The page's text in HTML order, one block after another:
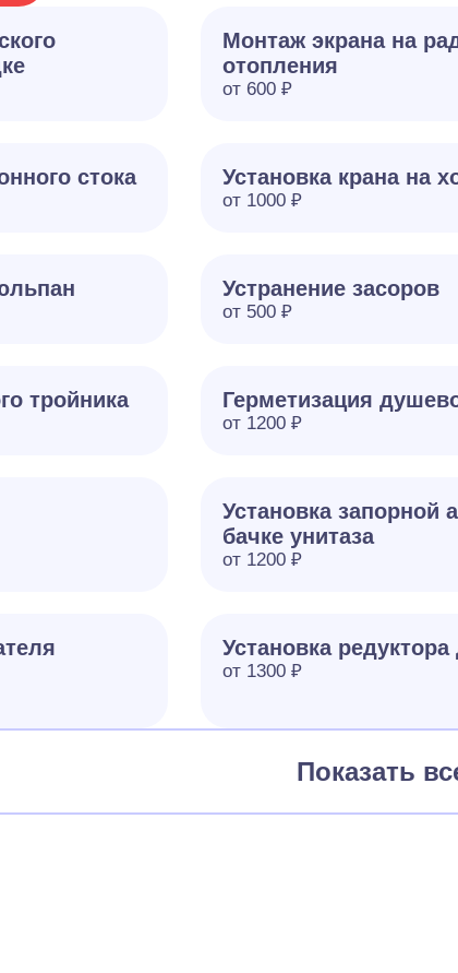
Монтаж экрана на
отопления
от 600 ₽
стока Установка крана на
от 1000 ₽
Устранение засоров
от 500 ₽
тройника Герметизация
от 1200 ₽
Установка запорной
бачке унитаза
от 1200 ₽
Установка
от 1300 ₽
Показать